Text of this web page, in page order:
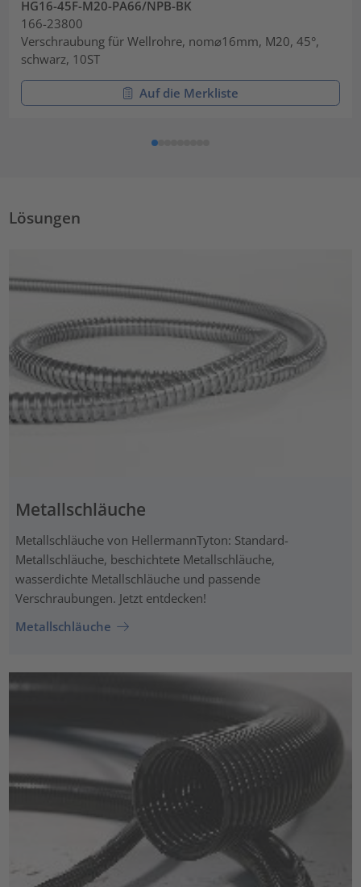
HG16-45F-M20-PA66/NPB-BK
166-23800
Verschraubung für Wellrohre, nom⌀16mm, M20, 45°,
schwarz, 10ST
Auf die Merkliste
Lösungen
Metallschläuche
Metallschläuche von HellermannTyton: Standard-
Metallschläuche, beschichtete Metallschläuche,
wasserdichte Metallschläuche und passende
Verschraubungen. Jetzt entdecken!
Metallschläuche